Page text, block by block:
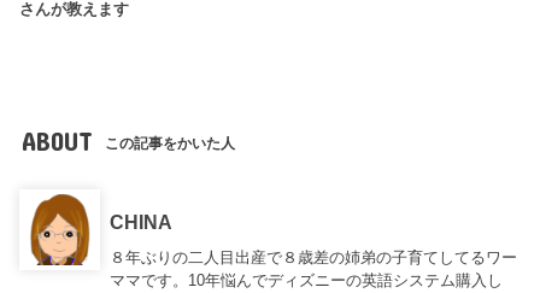
さんが教えます
ABOUT この記事をかいた人
CHINA
８年ぶりの二人目出産で８歳差の姉弟の子育てしてるワー
ママです。10年悩んでディズニーの英語システム購入し